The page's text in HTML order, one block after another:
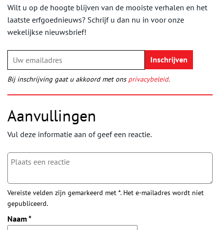
Wilt u op de hoogte blijven van de mooiste verhalen en het
laatste erfgoednieuws? Schrijf u dan nu in voor onze
wekelijkse nieuwsbrief!
Bij inschrijving gaat u akkoord met ons privacybeleid.
Aanvullingen
Vul deze informatie aan of geef een reactie.
Vereiste velden zijn gemarkeerd met *. Het e-mailadres wordt niet
gepubliceerd.
Naam *